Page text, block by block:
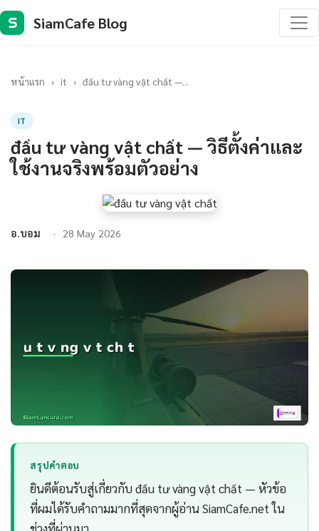
S SiamCafe Blog
หน้าแรก › it › đầu tư vàng vật chất —...
IT
đầu tư vàng vật chất — วิธีตั้งค่าและ
ใช้งานจริงพร้อมตัวอย่าง
อ.บอม 28 May 2026
สรุปคำตอบ
ยินดีต้อนรับสู่เกี่ยวกับ đầu tư vàng vật chất — หัวข้อ
ที่ผมได้รับคำถามมากที่สุดจากผู้อ่าน SiamCafe.net ใน